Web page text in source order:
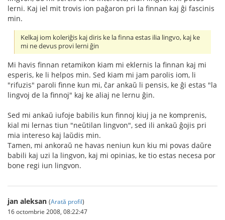
lerni. Kaj iel mit trovis ion paĝaron pri la finnan kaj ĝi fascinis
min.
Kelkaj iom koleriĝis kaj diris ke la finna estas ilia lingvo, kaj ke
mi ne devus provi lerni ĝin
Mi havis finnan retamikon kiam mi eklernis la finnan kaj mi
esperis, ke li helpos min. Sed kiam mi jam parolis iom, li
"rifuzis" paroli finne kun mi, ĉar ankaŭ li pensis, ke ĝi estas "la
lingvoj de la finnoj" kaj ke aliaj ne lernu ĝin.
Sed mi ankaŭ iufoje babilis kun finnoj kiuj ja ne komprenis,
kial mi lernas tiun "neŭtilan lingvon", sed ili ankaŭ ĝojis pri
mia intereso kaj laŭdis min.
Tamen, mi ankoraŭ ne havas neniun kun kiu mi povas daŭre
babili kaj uzi la lingvon, kaj mi opinias, ke tio estas necesa por
bone regi iun lingvon.
jan aleksan (Arată profil)
16 octombrie 2008, 08:22:47